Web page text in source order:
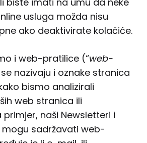
usluga možda nisu
ako deaktivirate kolačiće.
i web-pratilice (“web-
se nazivaju i oznake stranica
bismo analizirali
web stranica ili
primjer, naši Newsletteri i
mogu sadržavati web-